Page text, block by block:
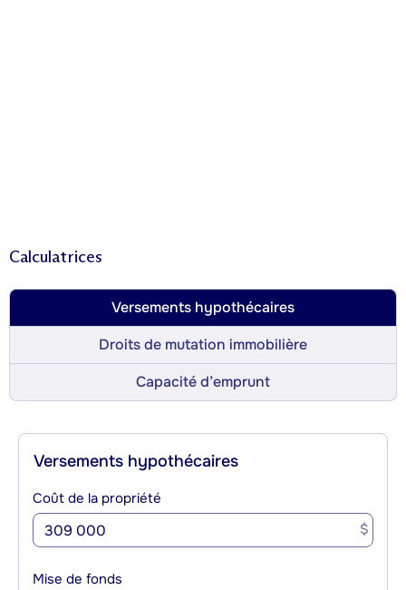
Calculatrices
Versements hypothécaires
Droits de mutation immobilière
Capacité d’emprunt
Versements hypothécaires
Coût de la propriété
$
Mise de fonds